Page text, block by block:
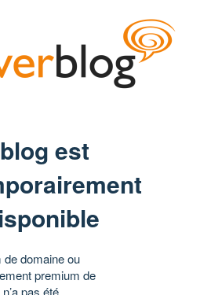
est
de domaine ou
premium de
pas été